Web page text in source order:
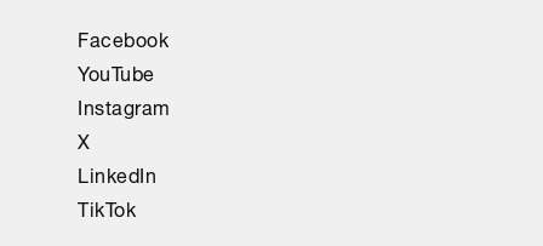
Facebook
YouTube
Instagram
X
LinkedIn
TikTok